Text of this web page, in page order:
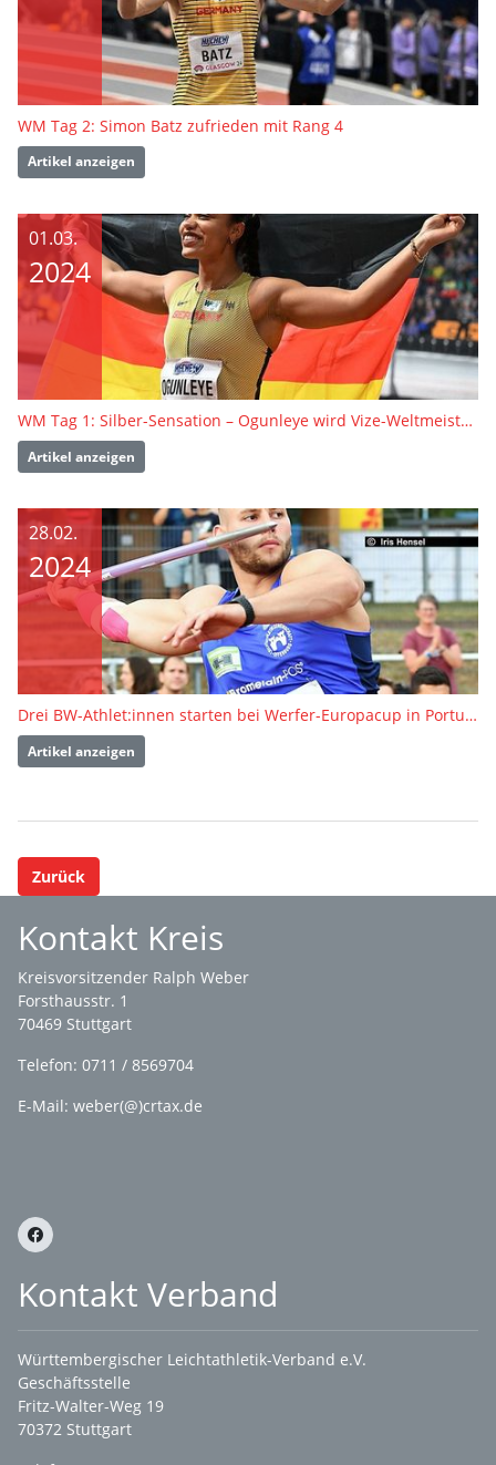
WM Tag 2: Simon Batz zufrieden mit Rang 4
Artikel anzeigen
01.03.
2024
WM Tag 1: Silber-Sensation – Ogunleye wird Vize-Weltmeisterin
Artikel anzeigen
28.02.
2024
Drei BW-Athlet:innen starten bei Werfer-Europacup in Portugal
Artikel anzeigen
Zurück
Kontakt Kreis
Kreisvorsitzender Ralph Weber
Forsthausstr. 1
70469 Stuttgart
Telefon: 0711 / 8569704
E-Mail: weber(@)crtax.de
Kontakt Verband
Württembergischer Leichtathletik-Verband e.V.
Geschäftsstelle
Fritz-Walter-Weg 19
70372 Stuttgart